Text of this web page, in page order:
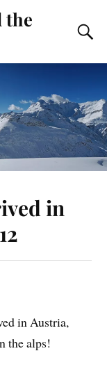
the
in
in Austria,
the alps!